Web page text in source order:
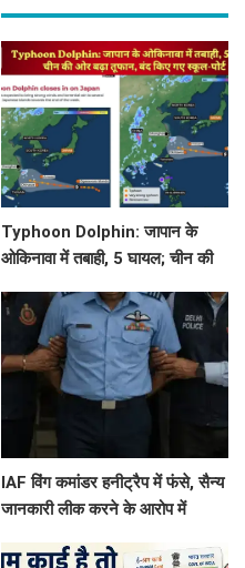
Typhoon Dolphin: जापान के
ओकिनावा में तबाही, 5 घायल; चीन की
IAF विंग कमांडर हनीट्रैप में फंसे, सैन्य
जानकारी लीक करने के आरोप में
शक